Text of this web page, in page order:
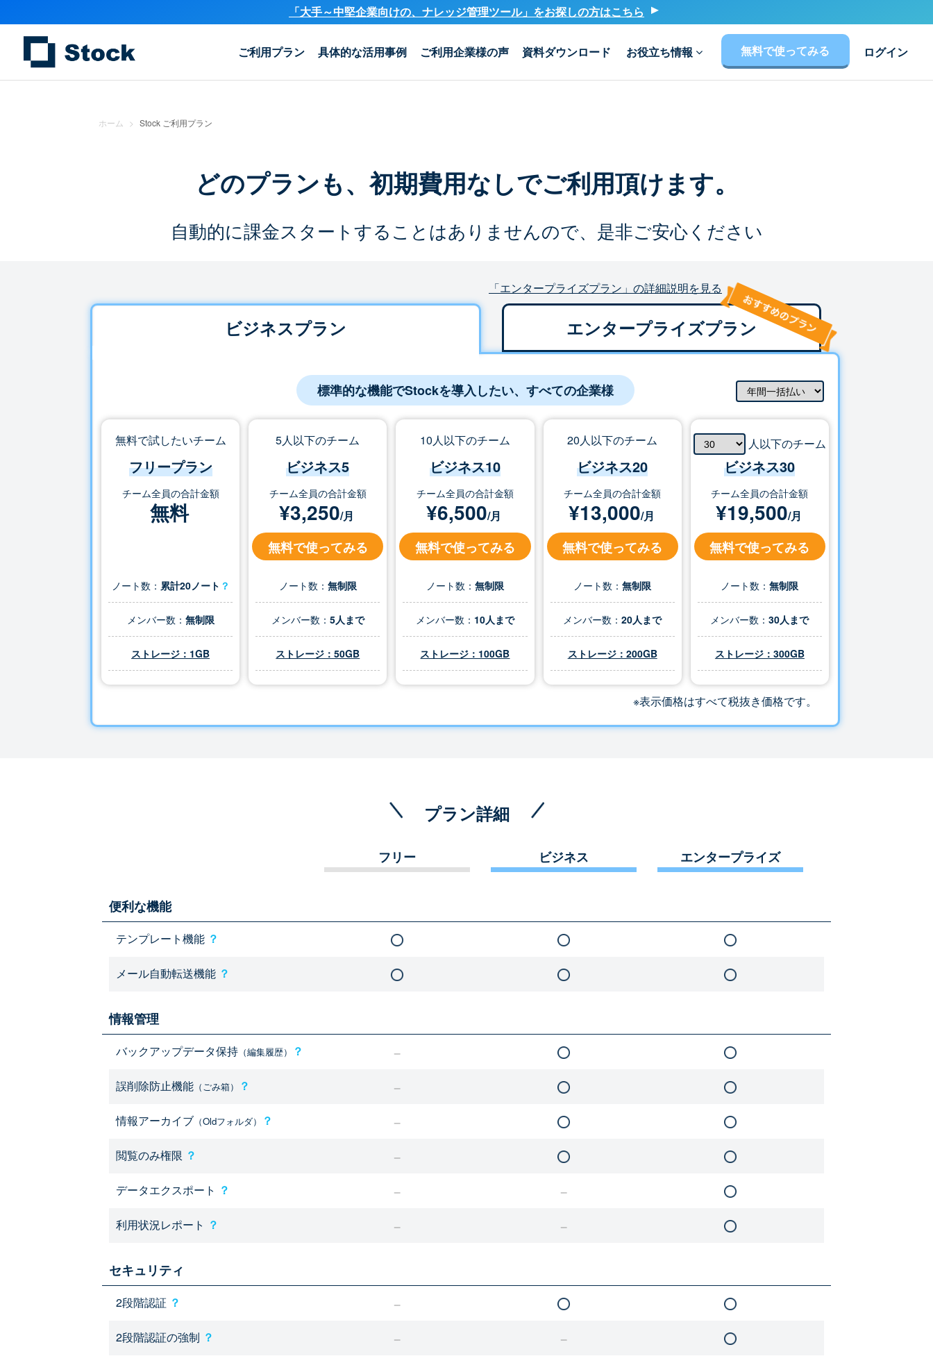
「大手～中堅企業向けの、ナレッジ管理ツール」をお探しの方はこちら
ご利用プラン 具体的な活用事例 ご利用企業様の声 資料ダウンロード お役立ち情報 無料で使ってみる ログイン
ホーム > Stock ご利用プラン
どのプランも、初期費用なしでご利用頂けます。
自動的に課金スタートすることはありませんので、是非ご安心ください
「エンタープライズプラン」の詳細説明を見る
ビジネスプラン エンタープライズプラン
標準的な機能でStockを導入したい、すべての企業様
無料で試したいチーム
フリープラン
チーム全員の合計金額
無料
ノート数： 累計20ノート ？
メンバー数： 無制限
ストレージ：1GB
5人以下のチーム
ビジネス5
チーム全員の合計金額
¥3,250/月
無料で使ってみる
ノート数： 無制限
メンバー数： 5人まで
ストレージ：50GB
10人以下のチーム
ビジネス10
チーム全員の合計金額
¥6,500/月
無料で使ってみる
ノート数： 無制限
メンバー数： 10人まで
ストレージ：100GB
20人以下のチーム
ビジネス20
チーム全員の合計金額
¥13,000/月
無料で使ってみる
ノート数：無制限
メンバー数：20人まで
ストレージ：200GB
人以下のチーム
ビジネス30
チーム全員の合計金額
¥19,500/月
無料で使ってみる
ノート数：無制限
メンバー数：30人まで
ストレージ： 300GB
※表示価格はすべて税抜き価格です。
プラン詳細
フリー ビジネス エンタープライズ
便利な機能
テンプレート機能 ？
メール自動転送機能 ？
情報管理
バックアップデータ保持 （編集履歴） ？
誤削除防止機能 （ごみ箱） ？
情報アーカイブ （Oldフォルダ） ？
閲覧のみ権限 ？
データエクスポート ？
利用状況レポート ？
セキュリティ
2段階認証 ？
2段階認証の強制 ？